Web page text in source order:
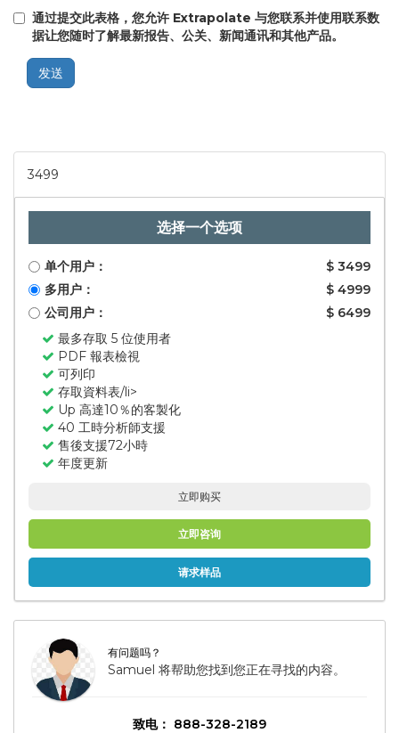
通过提交此表格，您允许 Extrapolate 与您联系并使用联系数
据让您随时了解最新报告、公关、新闻通讯和其他产品。
发送
3499
选择一个选项
单个用户：
$ 3499
多用户：
$ 4999
公司用户：
$ 6499
最多存取 5 位使用者
PDF 報表檢視
可列印
存取資料表/li>
Up 高達10％的客製化
40 工時分析師支援
售後支援72小時
年度更新
立即购买
立即咨询
请求样品
有问题吗？
Samuel 将帮助您找到您正在寻找的内容。
致电： 888-328-2189